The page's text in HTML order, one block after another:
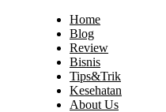
Home
Blog
Review
Bisnis
Tips&Trik
Kesehatan
About Us